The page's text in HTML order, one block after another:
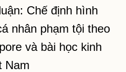
Chế định hình
nhân phạm tội theo
và bài học kinh
Nam